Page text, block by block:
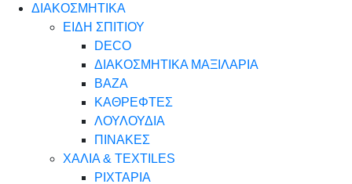
ΔΙΑΚΟΣΜΗΤΙΚΑ
ΕΙΔΗ ΣΠΙΤΙΟΥ
DECO
ΔΙΑΚΟΣΜΗΤΙΚΑ ΜΑΞΙΛΑΡΙΑ
ΒΑΖΑ
ΚΑΘΡΕΦΤΕΣ
ΛΟΥΛΟΥΔΙΑ
ΠΙΝΑΚΕΣ
ΧΑΛΙΑ & TEXTILES
ΡΙΧΤΑΡΙΑ